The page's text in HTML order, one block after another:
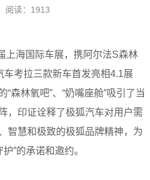
阅读：1913
上海国际车展，携阿尔法S森林
考拉三款新车首发亮相4.1展
森林氧吧”、“奶嘴座舱”吸引了当
，印证诠释了极狐汽车对用户需
智慧和极致的极狐品牌精神，为
”的承诺和邀约。